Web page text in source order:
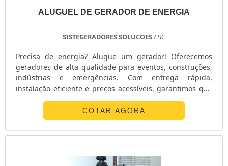
ALUGUEL DE GERADOR DE ENERGIA
SISTEGERADORES SOLUCOES/ SC
Precisa de energia? Alugue um gerador! Oferecemos
geradores de alta qualidade para eventos, construções,
indústrias e emergências. Com entrega rápida,
instalação eficiente e preços acessíveis, garantimos que
gerador com a gente!COTAR AGORA